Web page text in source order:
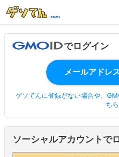
でログイン
ゲソてんに登録がない場合や、
ちら
ソーシャルアカウントで